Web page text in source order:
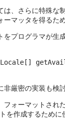
は、さらに特殊な
ーマッタを得るた
をプログラマが生
厳密の実装も検
フォーマットされ
作成するために